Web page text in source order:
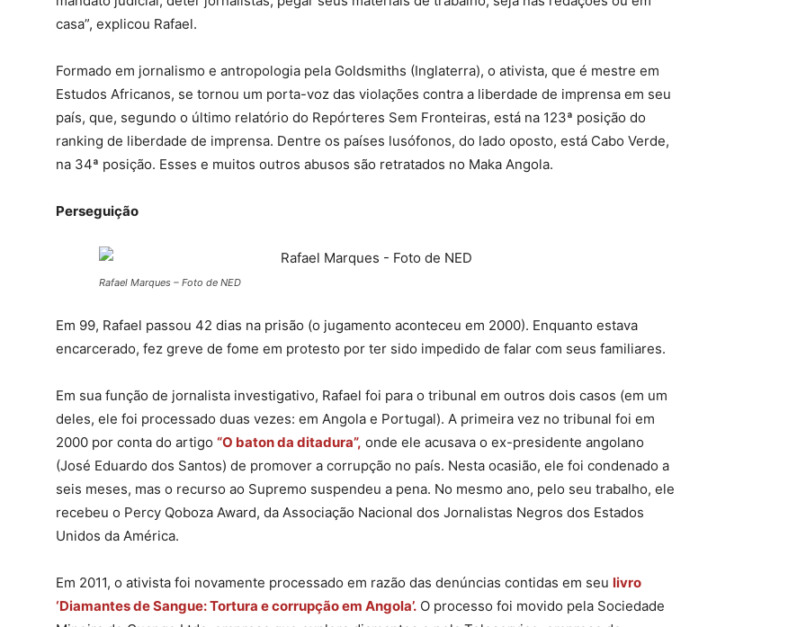
casa”, explicou Rafael.
Formado em jornalismo e antropologia pela Goldsmiths (Inglaterra), o ativista, que é mestre em
Estudos Africanos, se tornou um porta-voz das violações contra a liberdade de imprensa em seu
país, que, segundo o último relatório do Repórteres Sem Fronteiras, está na 123ª posição do
ranking de liberdade de imprensa. Dentre os países lusófonos, do lado oposto, está Cabo Verde,
na 34ª posição. Esses e muitos outros abusos são retratados no Maka Angola.
Perseguição
Rafael Marques – Foto de NED
Em 99, Rafael passou 42 dias na prisão (o jugamento aconteceu em 2000). Enquanto estava
encarcerado, fez greve de fome em protesto por ter sido impedido de falar com seus familiares.
Em sua função de jornalista investigativo, Rafael foi para o tribunal em outros dois casos (em um
deles, ele foi processado duas vezes: em Angola e Portugal). A primeira vez no tribunal foi em
2000 por conta do artigo “O baton da ditadura”, onde ele acusava o ex-presidente angolano
(José Eduardo dos Santos) de promover a corrupção no país. Nesta ocasião, ele foi condenado a
seis meses, mas o recurso ao Supremo suspendeu a pena. No mesmo ano, pelo seu trabalho, ele
recebeu o Percy Qoboza Award, da Associação Nacional dos Jornalistas Negros dos Estados
Unidos da América.
Em 2011, o ativista foi novamente processado em razão das denúncias contidas em seu livro
‘Diamantes de Sangue: Tortura e corrupção em Angola’. O processo foi movido pela Sociedade